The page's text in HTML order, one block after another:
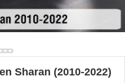
Sharan (2010-2022)